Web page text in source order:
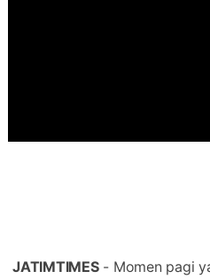
JATIMTIMES- Momen pagi